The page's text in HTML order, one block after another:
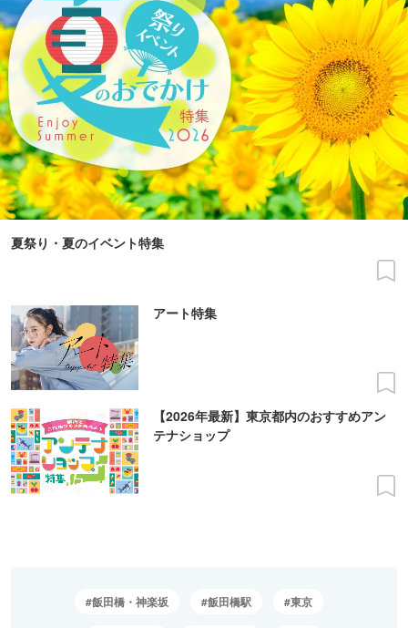
夏祭り・夏のイベント特集
アート特集
【2026年最新】東京都内のおすすめアン
テナショップ
飯田橋・神楽坂 飯田橋駅 東京